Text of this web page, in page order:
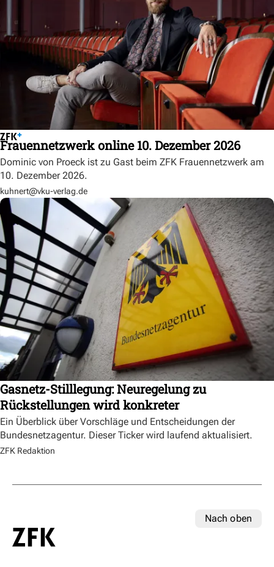
Frauennetzwerk online 10. Dezember 2026
Dominic von Proeck ist zu Gast beim ZFK Frauennetzwerk am
10. Dezember 2026.
kuhnert@vku-verlag.de
Gasnetz-Stilllegung: Neuregelung zu
Rückstellungen wird konkreter
Ein Überblick über Vorschläge und Entscheidungen der
Bundesnetzagentur. Dieser Ticker wird laufend aktualisiert.
ZFK Redaktion
Nach oben